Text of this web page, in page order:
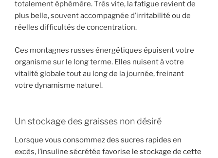
totalement éphémère. Très vite, la fatigue revient de
plus belle, souvent accompagnée d’irritabilité ou de
réelles difficultés de concentration.
Ces montagnes russes énergétiques épuisent votre
organisme sur le long terme. Elles nuisent à votre
vitalité globale tout au long de la journée, freinant
votre dynamisme naturel.
Un stockage des graisses non désiré
Lorsque vous consommez des sucres rapides en
excès, l’insuline sécrétée favorise le stockage de cette